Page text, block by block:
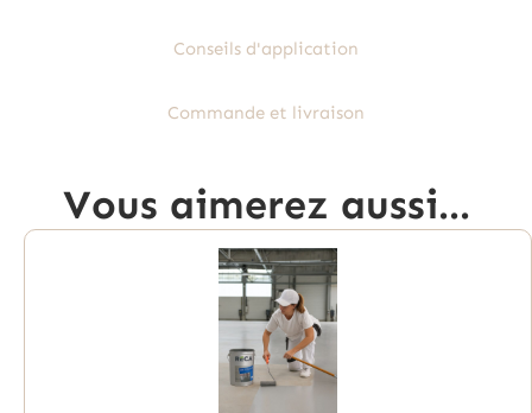
Conseils d'application
Commande et livraison
Vous aimerez aussi...